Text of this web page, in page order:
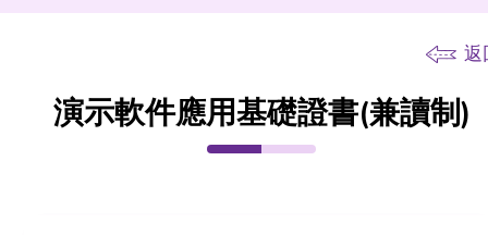
返
演示軟件應用基礎證書(兼讀制)